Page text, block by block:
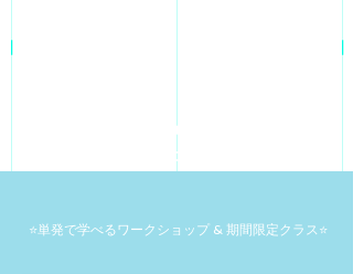
⭐️​単発で学べるワークショップ & 期間限定クラス⭐️
​新しい技のバリエーションや
踊りの幅を広げたい方はこちら！！